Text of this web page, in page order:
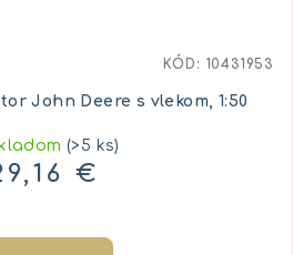
John Deere s vlekom, 1:50
(>5 ks)
€
KÓD: 10431953